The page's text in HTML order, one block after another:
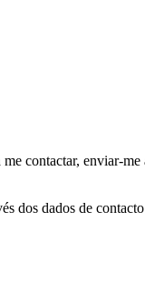
contactar, enviar-me
dos dados de